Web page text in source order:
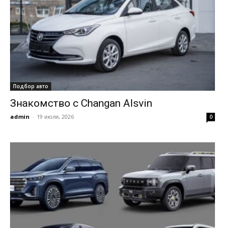
Подбор авто
Знакомство с Changan Alsvin
admin - 19 июля, 2026 0